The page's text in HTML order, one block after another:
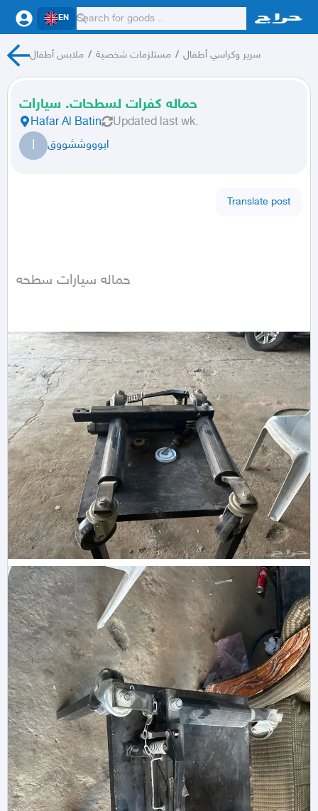
EN
ملابس أطفال / مستلزمات شخصية / سرير وكراسي أطفال
حماله كفرات لسطحات. سيارات
Hafar Al Batin Updated last wk.
ا ابوووششووق
Translate post
حماله سيارات سطحه